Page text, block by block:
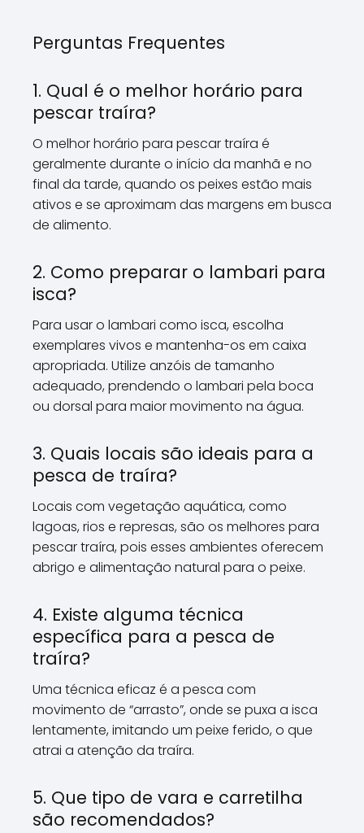
Perguntas Frequentes
1. Qual é o melhor horário para
pescar traíra?
O melhor horário para pescar traíra é
geralmente durante o início da manhã e no
final da tarde, quando os peixes estão mais
ativos e se aproximam das margens em busca
de alimento.
2. Como preparar o lambari para
isca?
Para usar o lambari como isca, escolha
exemplares vivos e mantenha-os em caixa
apropriada. Utilize anzóis de tamanho
adequado, prendendo o lambari pela boca
ou dorsal para maior movimento na água.
3. Quais locais são ideais para a
pesca de traíra?
Locais com vegetação aquática, como
lagoas, rios e represas, são os melhores para
pescar traíra, pois esses ambientes oferecem
abrigo e alimentação natural para o peixe.
4. Existe alguma técnica
específica para a pesca de
traíra?
Uma técnica eficaz é a pesca com
movimento de “arrasto”, onde se puxa a isca
lentamente, imitando um peixe ferido, o que
atrai a atenção da traíra.
5. Que tipo de vara e carretilha
são recomendados?